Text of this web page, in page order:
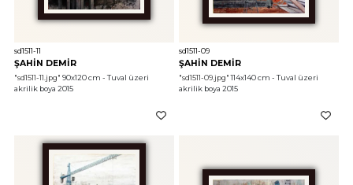
sd1511-11
ŞAHİN DEMİR
"sd1511-11.jpg" 90x120 cm - Tuval üzeri
akrilik boya 2015
sd1511-09
ŞAHİN DEMİR
"sd1511-09.jpg" 114x140 cm - Tuval üzeri
akrilik boya 2015